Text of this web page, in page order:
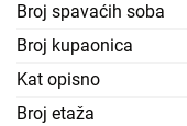
Broj spavaćih soba
Broj kupaonica
Kat opisno
Broj etaža